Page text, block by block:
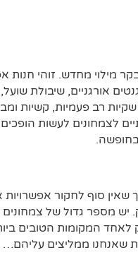
מילוי מחדש. זוהי
אורגניים, שיבולת שועל,
רב פעמיות, קשיות
לצמחונים לעשות הופכים
סוף לחקור
יש מספר גדול של צמחונים
לאחד המקומות הטובים
שאנחנו ממליצים עליהם…